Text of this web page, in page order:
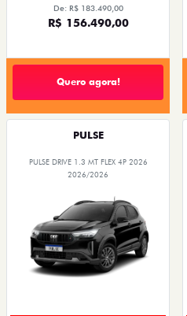
De: R$ 183.490,00
R$ 156.490,00
Quero agora!
PULSE
PULSE DRIVE 1.3 MT FLEX 4P 2026
2026/2026